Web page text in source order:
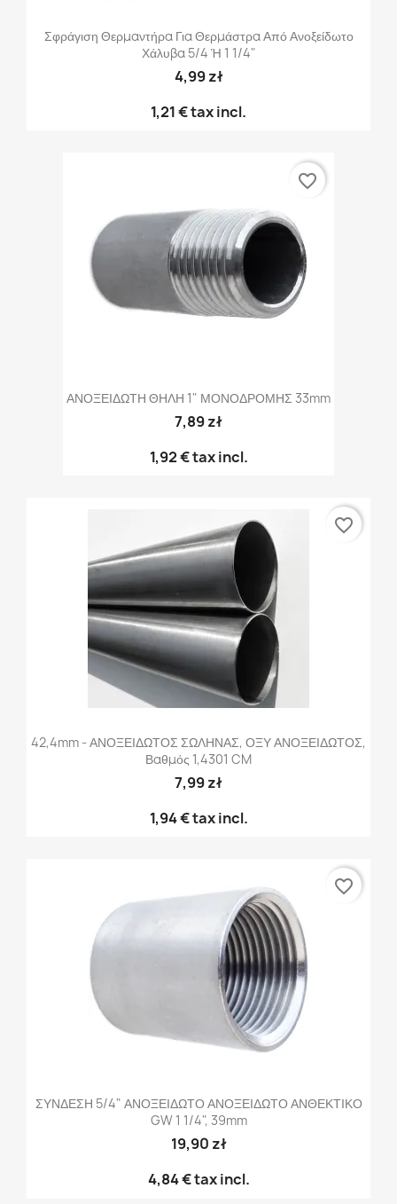
Σφράγιση Θερμαντήρα Για Θερμάστρα Από Ανοξείδωτο
Χάλυβα 5/4 Ή 1 1/4"
4,99 zł
1,21 €tax incl.
ΑΝΟΞΕΙΔΩΤΗ ΘΗΛΗ 1" ΜΟΝΟΔΡΟΜΗΣ 33mm
7,89 zł
1,92 €tax incl.
favorite_border
42,4mm - ΑΝΟΞΕΙΔΩΤΟΣ ΣΩΛΗΝΑΣ, ΟΞΥ ΑΝΟΞΕΙΔΩΤΟΣ,
Βαθμός 1,4301 CM
7,99 zł
1,94 €tax incl.
favorite_border
ΣΥΝΔΕΣΗ 5/4" ΑΝΟΞΕΙΔΩΤΟ ΑΝΟΞΕΙΔΩΤΟ ΑΝΘΕΚΤΙΚΟ
GW 1 1/4", 39mm
19,90 zł
4,84 €tax incl.
favorite_border